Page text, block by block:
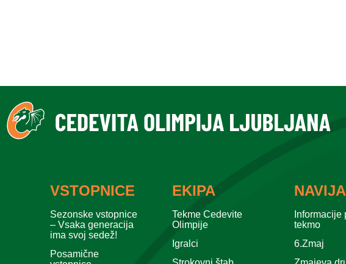
VSTOPNICE
Sezonske vstopnice
– Vsaka generacija
ima svoj sedež!
Posamične
EKIPA
Tekme Cedevite
Olimpije
Igralci
Informacije
tekmo
6.Zmaj